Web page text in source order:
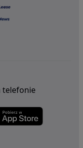
telefonie